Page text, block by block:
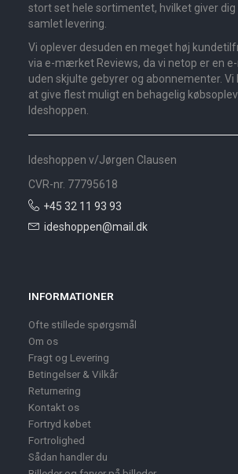
stort set hele sortimentet, hvilket giver dig
samlet levering.
Vi oplever desuden en meget høj
via e-mærket Reviews, da vi netop er en
uden skjulte gebyrer og abonnementer.
at give flest muligt en behagelig
Ideshoppen.
Ideshoppen v/Jørgen Clausen
CVR-nr. 77795618
+45 32 11 93 93
ideshoppen@mail.dk
INFORMATIONER
Ofte stillede spørgsmål
Om os
Fragt og Levering
Betingelser & Vilkår
Returnering
Kontakt os
Fortryd købet
Fortrolighed
Sådan handler du